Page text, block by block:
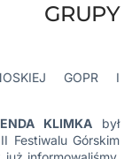
GRUPY
GOPR I
KLIMKA był
Festiwalu Górskim